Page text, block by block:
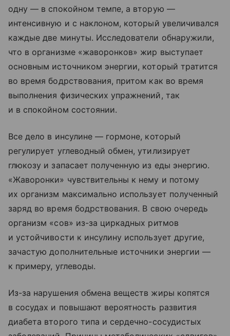
одну — в спокойном темпе, а вторую —
интенсивную и с наклоном, который увеличивался
каждые две минуты. Исследователи обнаружили,
что в организме «жаворонков» жир выступает
основным источником энергии, который тратится
во время бодрствования, притом как во время
выполнения физических упражнений, так
и в спокойном состоянии.
Все дело в инсулине — гормоне, который
регулирует углеводный обмен, утилизирует
глюкозу и запасает полученную из еды энергию.
«Жаворонки» чувствительны к нему и потому
их организм максимально использует полученный
заряд во время бодрствования. В свою очередь
организм «сов» из-за циркадных ритмов
и устойчивости к инсулину использует другие,
зачастую дополнительные источники энергии —
к примеру, углеводы.
Из-за нарушения обмена веществ жиры копятся
в сосудах и повышают вероятность развития
диабета второго типа и сердечно-сосудистых